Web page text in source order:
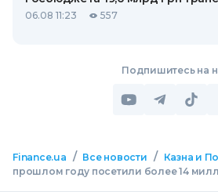
06.08 11:23 557
Подпишитесь на
Finance.ua / Все новости / Казна и
прошлом году посетили более 14